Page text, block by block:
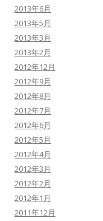
2013年6月
2013年5月
2013年3月
2013年2月
2012年12月
2012年9月
2012年8月
2012年7月
2012年6月
2012年5月
2012年4月
2012年3月
2012年2月
2012年1月
2011年12月